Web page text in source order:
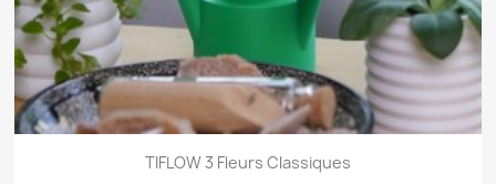
TIFLOW 3 Fleurs Classiques